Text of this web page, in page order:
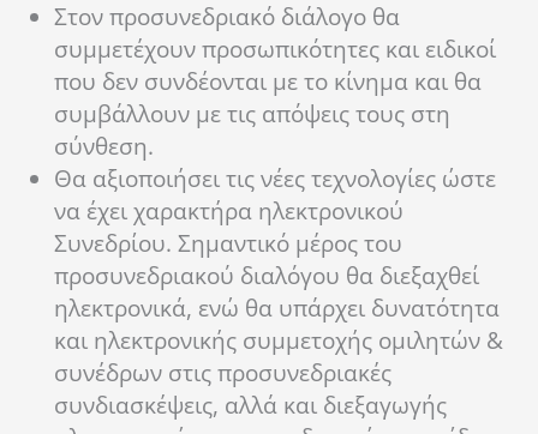
Στον προσυνεδριακό διάλογο θα
συμμετέχουν προσωπικότητες και ειδικοί
που δεν συνδέονται με το κίνημα και θα
συμβάλλουν με τις απόψεις τους στη
σύνθεση.
Θα αξιοποιήσει τις νέες τεχνολογίες ώστε
να έχει χαρακτήρα ηλεκτρονικού
Συνεδρίου. Σημαντικό μέρος του
προσυνεδριακού διαλόγου θα διεξαχθεί
ηλεκτρονικά, ενώ θα υπάρχει δυνατότητα
και ηλεκτρονικής συμμετοχής ομιλητών &
συνέδρων στις προσυνεδριακές
συνδιασκέψεις, αλλά και διεξαγωγής